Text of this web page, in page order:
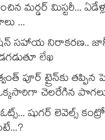
మర్డర్ మిస్టరీ...
...
సహాయ నిరాకరణ..
లేఖ
పూర్ ట్రైన్‎కు తప్పిన
చెలరేగిన
షుగర్ లెవెల్స్